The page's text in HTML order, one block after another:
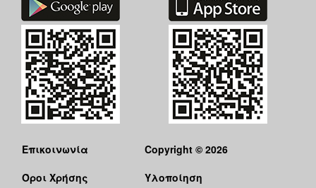
ΤΟΠΟΣ
ΔΗΜΟΣ
ΠΟΛΙΤΙΣΜΟΣ
Επικοινωνία
Όροι Χρήσης
Copyright © 2026
Υλοποίηση